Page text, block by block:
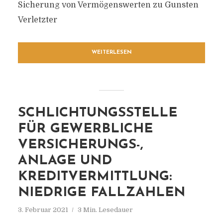
Sicherung von Vermögenswerten zu Gunsten
Verletzter
WEITERLESEN
SCHLICHTUNGSSTELLE
FÜR GEWERBLICHE
VERSICHERUNGS-,
ANLAGE UND
KREDITVERMITTLUNG:
NIEDRIGE FALLZAHLEN
3. Februar 2021 3 Min. Lesedauer